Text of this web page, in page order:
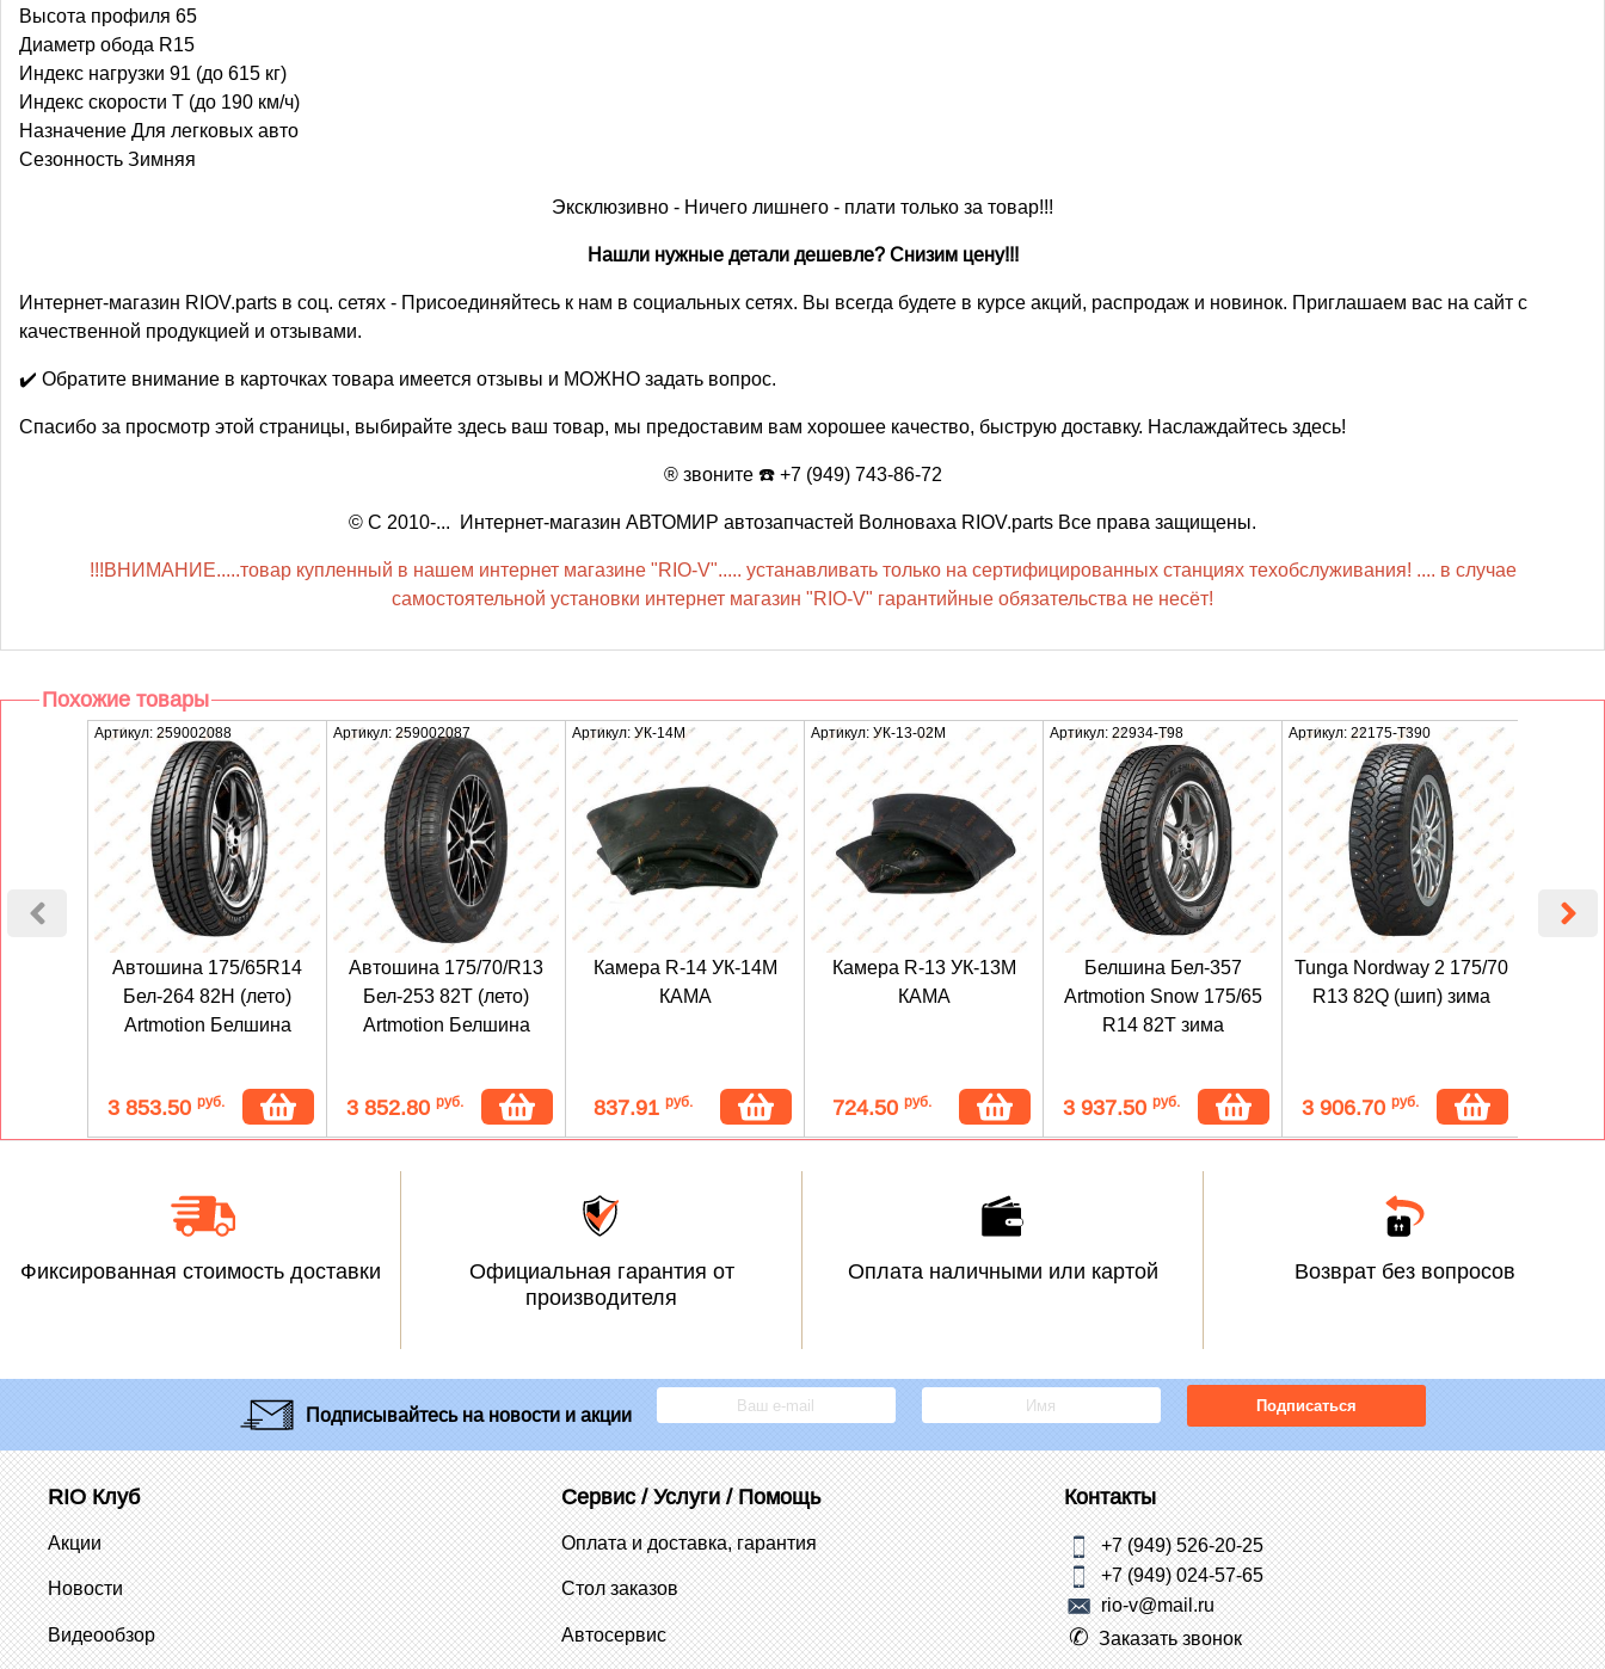
Высота профиля 65
Диаметр обода R15
Индекс нагрузки 91 (до 615 кг)
Индекс скорости T (до 190 км/ч)
Назначение Для легковых авто
Сезонность Зимняя
Эксклюзивно - Ничего лишнего - плати только за товар!!!
Нашли нужные детали дешевле? Снизим цену!!!
Интернет-магазин RIOV.parts в соц. сетях - Присоединяйтесь к нам в социальных сетях. Вы всегда будете в курсе акций, распродаж и новинок. Приглашаем вас на сайт с
качественной продукцией и отзывами.
✔️ Обратите внимание в карточках товара имеется отзывы и МОЖНО задать вопрос.
Спасибо за просмотр этой страницы, выбирайте здесь ваш товар, мы предоставим вам хорошее качество, быструю доставку. Наслаждайтесь здесь!
® звоните ☎️ +7 (949) 743-86-72
© С 2010-... Интернет-магазин АВТОМИР автозапчастей Волноваха RIOV.parts Все права защищены.
!!!ВНИМАНИЕ.....товар купленный в нашем интернет магазине "RIO-V"..... устанавливать только на сертифицированных станциях техобслуживания! .... в случае
самостоятельной установки интернет магазин "RIO-V" гарантийные обязательства не несёт!
Похожие товары
Артикул: 259002088
Автошина 175/65R14
Бел-264 82H (лето)
Artmotion Белшина
3 853.50 руб.
Артикул: 259002087
Автошина 175/70/R13
Бел-253 82T (лето)
Artmotion Белшина
3 852.80 руб.
Артикул: УК-14М
Камера R-14 УК-14М
КАМА
837.91 руб.
Артикул: УК-13-02М
Камера R-13 УК-13М
КАМА
724.50 руб.
Артикул: 22934-T98
Белшина Бел-357
Artmotion Snow 175/65
R14 82T зима
3 937.50 руб.
Артикул: 22175-T390
Tunga Nordway 2 175/70
R13 82Q (шип) зима
3 906.70 руб.
Фиксированная стоимость доставки
Официальная гарантия от
производителя
Оплата наличными или картой Возврат без вопросов
Подписывайтесьна новости и акции Подписаться
RIO Клуб
Акции
Новости
Видеообзор
Сервис / Услуги / Помощь
Оплата и доставка, гарантия
Стол заказов
Автосервис
Контакты
+7 (949) 526-20-25
+7 (949) 024-57-65
rio-v@mail.ru
Заказать звонок